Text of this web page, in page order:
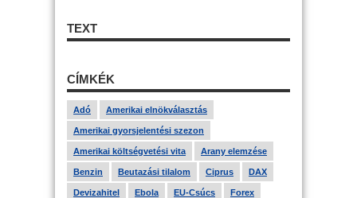
TEXT
CÍMKÉK
Adó Amerikai elnökválasztás
Amerikai gyorsjelentési szezon
Amerikai költségvetési vita Arany elemzése
Benzin Beutazási tilalom Ciprus DAX
Devizahitel Ebola EU-Csúcs Forex